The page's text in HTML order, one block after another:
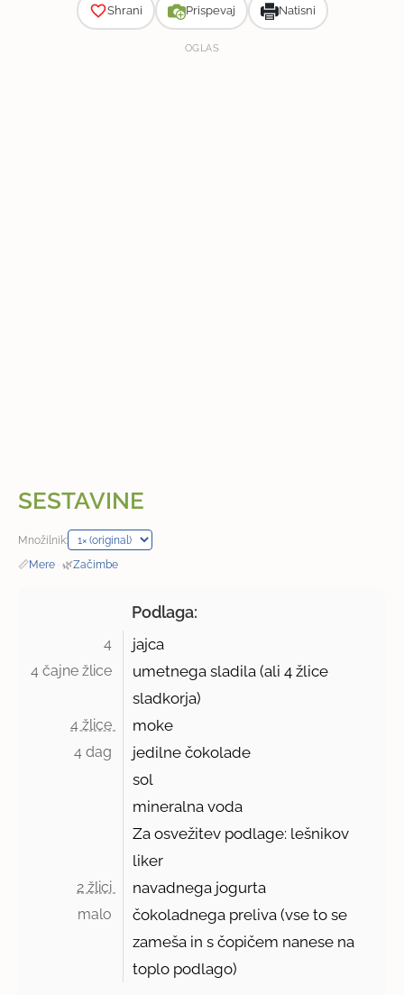
Shrani Prispevaj Natisni
OGLAS
SESTAVINE
Množilnik:
📏Mere · 🌿Začimbe
Podlaga:
4 jajca
4 čajne žlice
umetnega sladila (ali 4 žlice
sladkorja)
4 žlice moke
4 dag
jedilne čokolade
sol
mineralna voda
Za osvežitev podlage: lešnikov
liker
2 žlici navadnega jogurta
malo
čokoladnega preliva (vse to se
zameša in s čopičem nanese na
toplo podlago)